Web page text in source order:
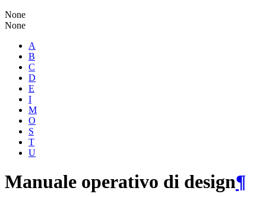
None
None
A
B
C
D
E
I
M
O
S
T
U
Manuale operativo di design¶